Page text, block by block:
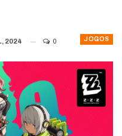
JOGOS
2024 0